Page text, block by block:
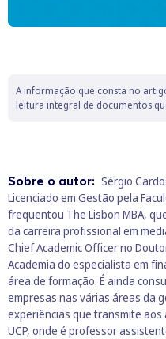
A informação que consta no
leitura integral de documentos
Sobre o autor: Sérgio
Licenciado em Gestão pela
frequentou The Lisbon MBA,
da carreira profissional em
Chief Academic Officer no
Academia do especialista em
área de formação. É ainda
empresas nas várias áreas da
experiências que transmite
UCP, onde é professor